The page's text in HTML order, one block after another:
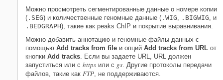
Можно просмотреть сегментированные данные о номере копии
( .SEG) и количественные геномные данные ( .WIG .BIGWIG , и
.BEDGRAPH), такие как peaks ChIP и покрытие выравнивания.
Можно добавить аннотацию и геномные файлы данных с
помощью Add tracks from file и опций Add tracks from URL от
кнопки Add tracks . Если вы задаете URL, URL должен
запуститься или с https или с gs . Другие протоколы передачи
файлов, такие как FTP , не поддерживаются.